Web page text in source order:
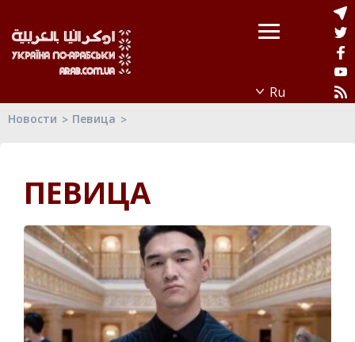
Новости Певица
ПЕВИЦА